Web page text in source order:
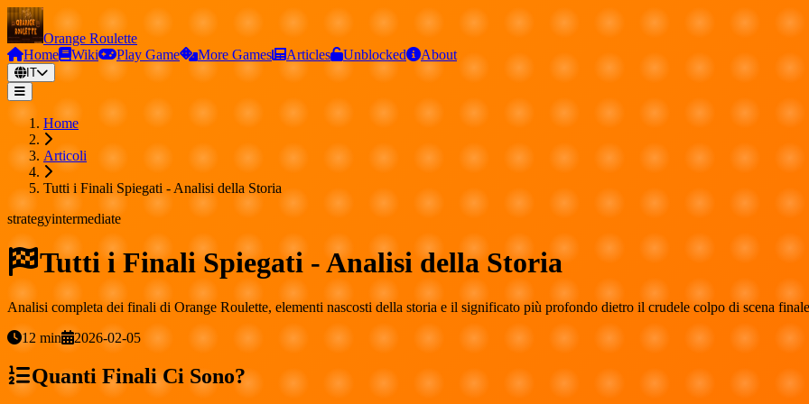
Orange Roulette
Home
Wiki Play Game More Games Articles Unblocked About
IT
Home
Articoli
Tutti i Finali Spiegati - Analisi della Storia
strategyintermediate
Tutti i Finali Spiegati - Analisi della Storia
Analisi completa dei finali di Orange Roulette, elementi nascosti della storia e il significato più profondo dietro il crudele colpo di scena
12 min 2026-02-05
Quanti Finali Ci Sono?